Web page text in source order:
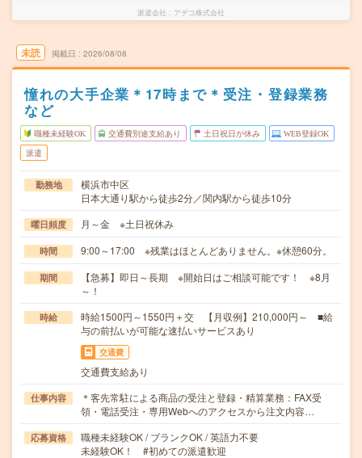
派遣会社 アデコ株式会社
未読 掲載日 2026/08/08
憧れの大手企業＊17時まで＊受注・登録業務
など
職種未経験OK 交通費別途支給あり 土日祝日が休み WEB登録OK
派遣
勤務地
横浜市中区
日本大通り駅から徒歩2分／関内駅から徒歩10分
曜日頻度 月～金 ※土日祝休み
時間 9:00～17:00 ※残業はほとんどありません。※休憩60分。
期間
【急募】即日～長期 ※開始日はご相談可能です！ ※8月
～！
時給
時給1500円～1550円＋交 【月収例】210,000円～ ■給
与の前払いが可能な速払いサービスあり
交通費
交通費支給あり
仕事内容
＊客先常駐による商品の受注と登録・精算業務：FAX受
領・電話受注・専用Webへのアクセスから注文内容…
応募資格
職種未経験OK / ブランクOK / 英語力不要
未経験OK！ #初めての派遣歓迎